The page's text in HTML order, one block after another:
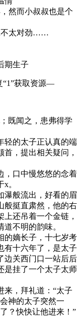
然而小叔叔也是个
不太对劲……
期生子
“1”获取资源—​​​​
既闻之，患弗得学
的太子正认真的端
，提出相关疑问，
口中慢悠悠的念着
。
般流出，好看的眉
般挺直肃然，他的右
还吊着一个金链，
不明的韵味。
嫡长子，十七岁考
有十六年了，是太子
边关西门口一站后后
是挂了一个太子太师
，拜礼道：“太子
神的太子突然一
？快快让他进来！”